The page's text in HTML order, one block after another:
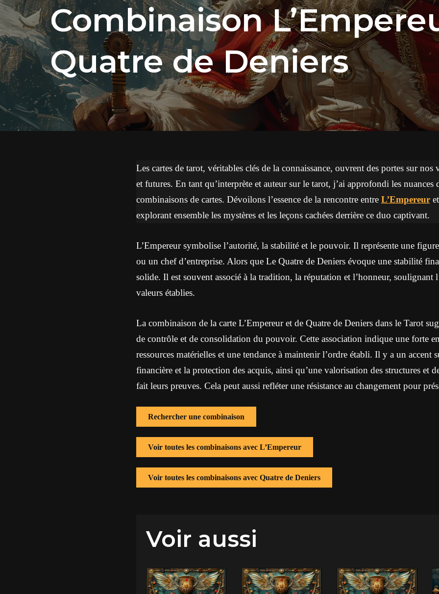
Combinaison
Quatre de Deniers
Les cartes de tarot, véritables clés de la connaissance, ouvrent des portes sur nos
et futures. En tant qu’interprète et auteur sur le tarot, j’ai approfondi les nuances
combinaisons de cartes. Dévoilons l’essence de la rencontre entre L’Empereur
explorant ensemble les mystères et les leçons cachées derrière ce duo captivant.
L’Empereur symbolise l’autorité, la stabilité et le pouvoir. Il représente une
ou un chef d’entreprise. Alors que Le Quatre de Deniers évoque une stabilité
solide. Il est souvent associé à la tradition, la réputation et l’honneur, soulignant
valeurs établies.
La combinaison de la carte L’Empereur et de Quatre de Deniers dans le Tarot
de contrôle et de consolidation du pouvoir. Cette association indique une forte
ressources matérielles et une tendance à maintenir l’ordre établi. Il y a un accent
financière et la protection des acquis, ainsi qu’une valorisation des structures et
fait leurs preuves. Cela peut aussi refléter une résistance au changement pour
Rechercher une combinaison
Voir toutes les combinaisons avec L’Empereur
Voir toutes les combinaisons avec Quatre de Deniers
Voir aussi